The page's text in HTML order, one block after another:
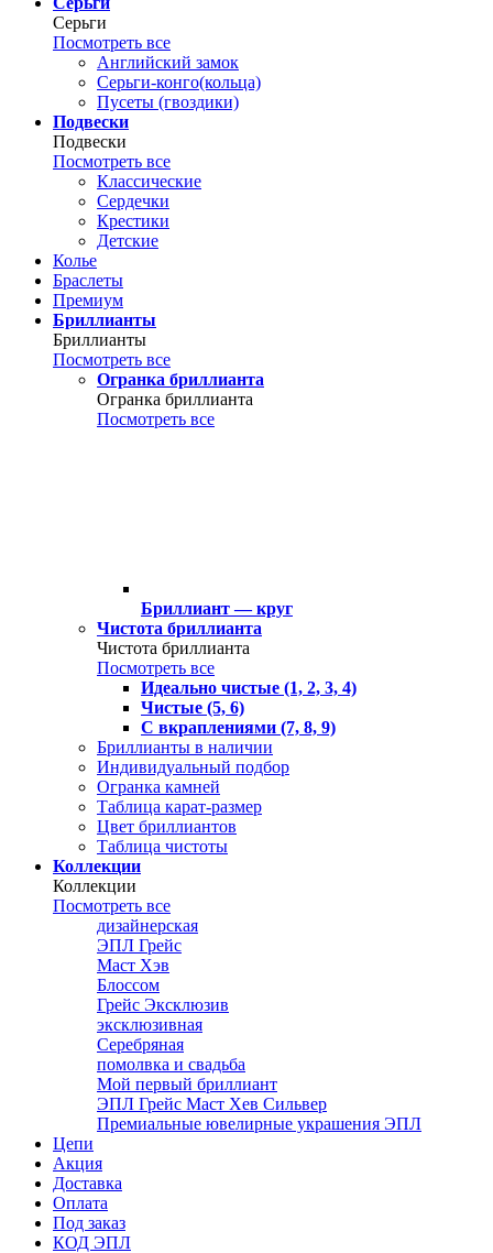
Серьги
Посмотреть все
Английский замок
Серьги-конго(кольца)
Пусеты (гвоздики)
Подвески
Подвески
Посмотреть все
Классические
Сердечки
Крестики
Детские
Колье
Браслеты
Премиум
Бриллианты
Бриллианты
Посмотреть все
Огранка бриллианта
Огранка бриллианта
Посмотреть все
Бриллиант — круг
Чистота бриллианта
Чистота бриллианта
Посмотреть все
Идеально чистые (1, 2, 3, 4)
Чистые (5, 6)
С вкраплениями (7, 8, 9)
Бриллианты в наличии
Индивидуальный подбор
Огранка камней
Таблица карат-размер
Цвет бриллиантов
Таблица чистоты
Коллекции
Коллекции
Посмотреть все
дизайнерская
ЭПЛ Грейс
Маст Хэв
Блоссом
Грейс Эксклюзив
эксклюзивная
Серебряная
помолвка и свадьба
Мой первый бриллиант
ЭПЛ Грейс Маст Хев Сильвер
Премиальные ювелирные украшения ЭПЛ
Цепи
Акция
Доставка
Оплата
Под заказ
КОД ЭПЛ